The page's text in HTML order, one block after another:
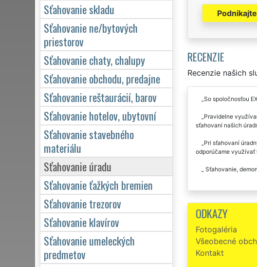
RECENZIE
Recenzie našich
So spoločnosťou
Pravidelne
sťahovaní našich
Pri sťahovaní
odporúčame využívať
Sťahovanie,
ODKAZY
Fotogaléria
Všeobecné
Kontakt
Sťahovanie skladu
Sťahovanie ne/bytových
priestorov
Sťahovanie chaty, chalupy
Sťahovanie obchodu, predajne
Sťahovanie reštaurácií, barov
Sťahovanie hotelov, ubytovní
Sťahovanie stavebného
materiálu
Sťahovanie úradu
Sťahovanie ťažkých bremien
Sťahovanie trezorov
Sťahovanie klavírov
Sťahovanie umeleckých
predmetov